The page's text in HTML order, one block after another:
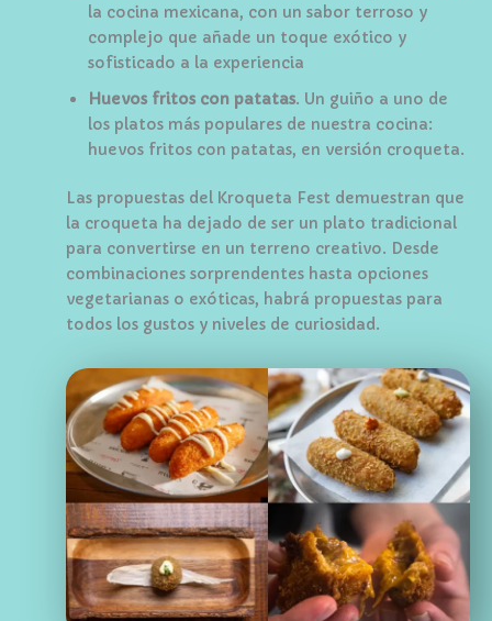
la cocina mexicana, con un sabor terroso y
complejo que añade un toque exótico y
sofisticado a la experiencia
Huevos fritos con patatas. Un guiño a uno de
los platos más populares de nuestra cocina:
huevos fritos con patatas, en versión croqueta.
Las propuestas del Kroqueta Fest demuestran que
la croqueta ha dejado de ser un plato tradicional
para convertirse en un terreno creativo. Desde
combinaciones sorprendentes hasta opciones
vegetarianas o exóticas, habrá propuestas para
todos los gustos y niveles de curiosidad.